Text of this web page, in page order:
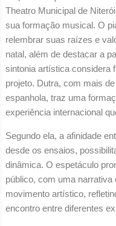
Theatro Municipal de
sua formação musical. O
relembrar suas raízes e
natal, além de destacar a
sintonia artística considera
projeto. Dutra, com mais
espanhola, traz uma
experiência internacional
Segundo ela, a afinidade
desde os ensaios,
dinâmica. O espetáculo
público, com uma
movimento artístico,
encontro entre diferentes